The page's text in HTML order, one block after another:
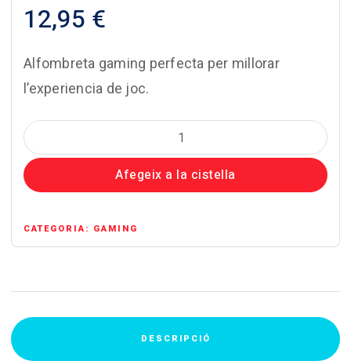
12,95 €
Alfombreta gaming perfecta per millorar
l’experiencia de joc.
quantitat
de
Alfombreta
Gaming
Afegeix a la cistella
CATEGORIA: GAMING
DESCRIPCIÓ